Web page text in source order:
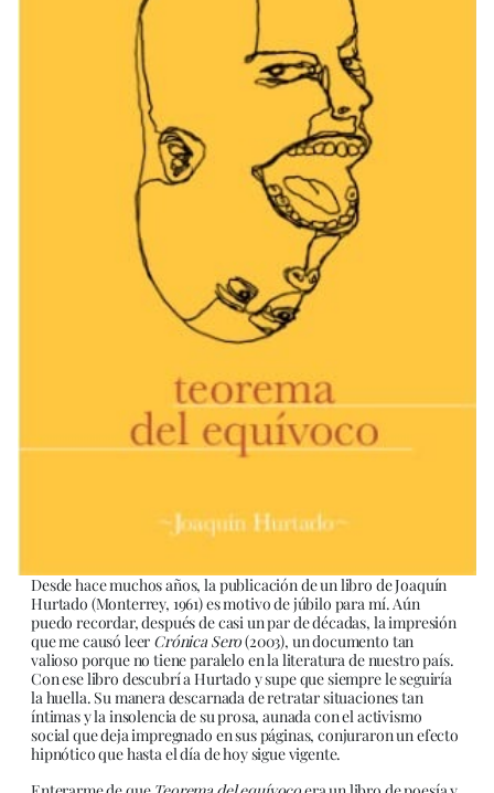
Desde hace muchos años, la publicación de un libro de Joaquín
Hurtado (Monterrey, 1961) es motivo de júbilo para mí. Aún
puedo recordar, después de casi un par de décadas, la impresión
que me causó leer Crónica Sero(2003), un documento tan
valioso porque no tiene paralelo en la literatura de nuestro país.
Con ese libro descubrí a Hurtado y supe que siempre le seguiría
la huella. Su manera descarnada de retratar situaciones tan
íntimas y la insolencia de su prosa, aunada con el activismo
social que deja impregnado en sus páginas, conjuraron un efecto
hipnótico que hasta el día de hoy sigue vigente.